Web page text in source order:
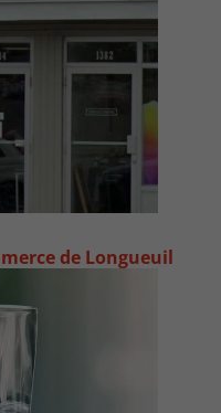
de Longueuil